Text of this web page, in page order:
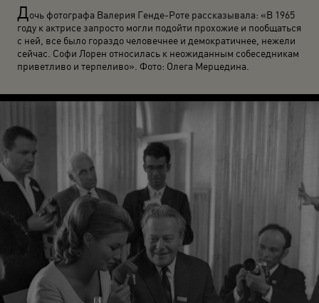
Дочь фотографа Валерия Генде-Роте рассказывала: «В 1965
году к актрисе запросто могли подойти прохожие и пообщаться
с ней, все было гораздо человечнее и демократичнее, нежели
сейчас. Софи Лорен относилась к неожиданным собеседникам
приветливо и терпеливо». Фото: Олега Мерцедина.